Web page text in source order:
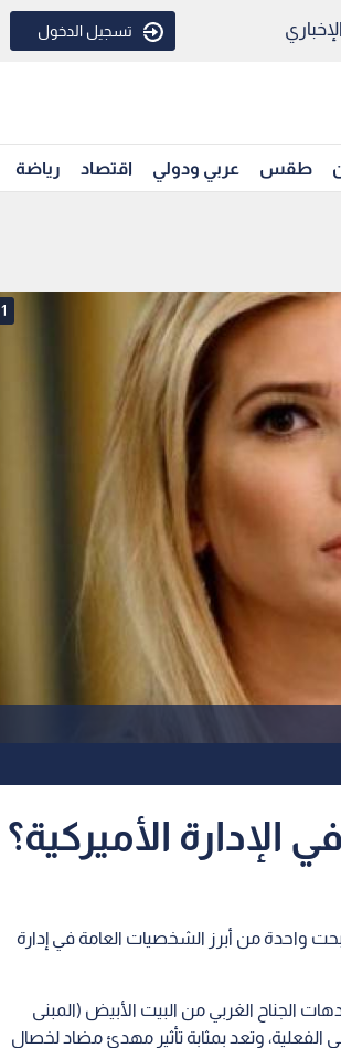
تسجيل الدخول
طقس عربي ودولي اقتصاد رياضة
1
الإدارة الأميركية؟
واحدة من أبرز الشخصيات العامة في إدارة